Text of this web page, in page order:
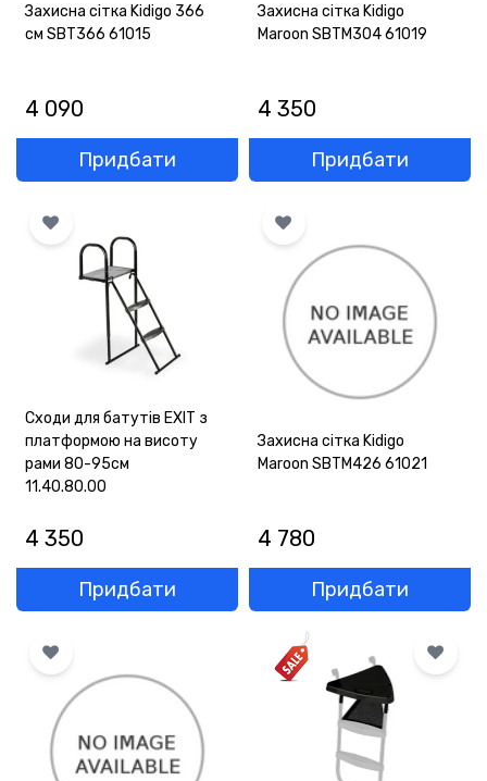
Захисна сітка Kidigo 366
см SBT366 61015
4 090
Придбати
Захисна сітка Kidigo
Maroon SBTM304 61019
4 350
Придбати
Сходи для батутів EXIT з
платформою на висоту
рами 80-95см
11.40.80.00
4 350
Придбати
Захисна сітка Kidigo
Maroon SBTM426 61021
4 780
Придбати